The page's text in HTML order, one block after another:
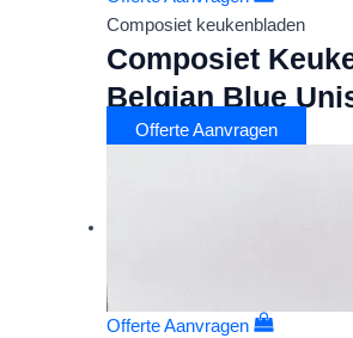
Composiet keukenbladen
Composiet
Belgian Blue
Offerte Aanvragen
Offerte Aanvragen